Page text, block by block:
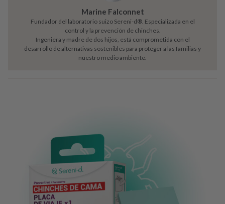
Marine Falconnet
Fundador del laboratorio suizo Sereni-d®. Especializada en el
control y la prevención de chinches.
Ingeniera y madre de dos hijos, está comprometida con el
desarrollo de alternativas sostenibles para proteger a las familias y
nuestro medio ambiente.